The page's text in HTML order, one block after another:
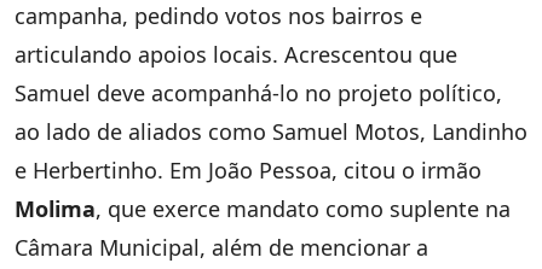
campanha, pedindo votos nos bairros e
articulando apoios locais. Acrescentou que
Samuel deve acompanhá-lo no projeto político,
ao lado de aliados como Samuel Motos, Landinho
e Herbertinho. Em João Pessoa, citou o irmão
Molima, que exerce mandato como suplente na
Câmara Municipal, além de mencionar a